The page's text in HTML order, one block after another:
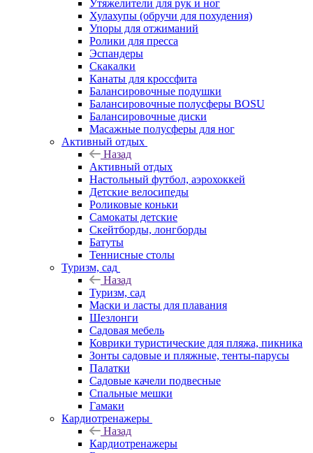
Утяжелители для рук и ног
Хулахупы (обручи для похудения)
Упоры для отжиманий
Ролики для пресса
Эспандеры
Скакалки
Канаты для кроссфита
Балансировочные подушки
Балансировочные полусферы BOSU
Балансировочные диски
Масажные полусферы для ног
Активный отдых
Назад
Активный отдых
Настольный футбол, аэрохоккей
Детские велосипеды
Роликовые коньки
Самокаты детские
Скейтборды, лонгборды
Батуты
Теннисные столы
Туризм, сад
Назад
Туризм, сад
Маски и ласты для плавания
Шезлонги
Садовая мебель
Коврики туристические для пляжа, пикника
Зонты садовые и пляжные, тенты-парусы
Палатки
Садовые качели подвесные
Спальные мешки
Гамаки
Кардиотренажеры
Назад
Кардиотренажеры